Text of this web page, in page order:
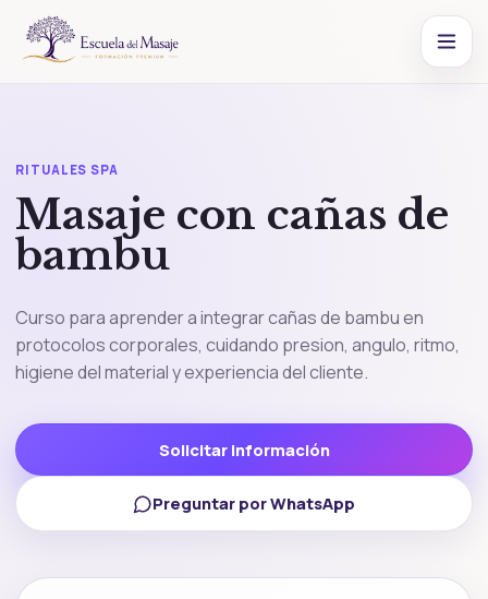
RITUALES SPA
Masaje con cañas de
bambu
Curso para aprender a integrar cañas de bambu en
protocolos corporales, cuidando presion, angulo, ritmo,
higiene del material y experiencia del cliente.
Solicitar información
Preguntar por WhatsApp